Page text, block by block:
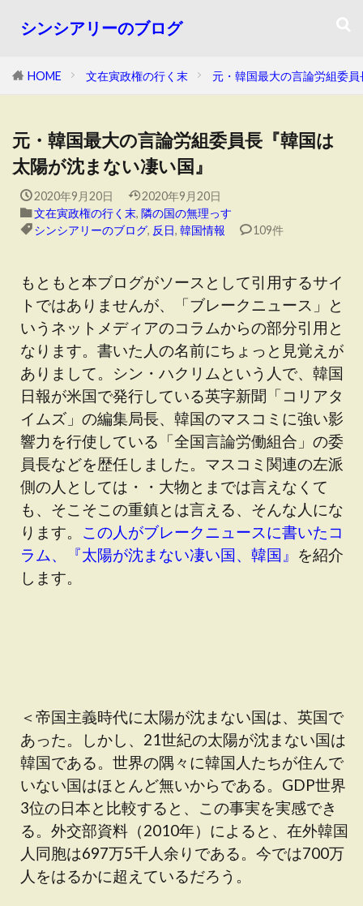
シンシアリーのブログ
HOME 文在寅政権の行く末 元・韓国最大の言論労組委
元・韓国最大の言論労組委員長『韓国は
太陽が沈まない凄い国』
2020年9月20日
2020年9月20日
文在寅政権の行く末, 隣の国の無理っす
シンシアリーのブログ, 反日, 韓国情報 109件
もともと本ブログがソースとして引用するサイ
トではありませんが、「ブレークニュース」と
いうネットメディアのコラムからの部分引用と
なります。書いた人の名前にちょっと見覚えが
ありまして。シン・ハクリムという人で、韓国
日報が米国で発行している英字新聞「コリアタ
イムズ」の編集局長、韓国のマスコミに強い影
響力を行使している「全国言論労働組合」の委
員長などを歴任しました。マスコミ関連の左派
側の人としては・・大物とまでは言えなくて
も、そこそこの重鎮とは言える、そんな人にな
ります。 この人がブレークニュースに書いたコ
ラム、『太陽が沈まない凄い国、韓国』 を紹介
します。
＜帝国主義時代に太陽が沈まない国は、英国で
あった。しかし、21世紀の太陽が沈まない国は
韓国である。世界の隅々に韓国人たちが住んで
いない国はほとんど無いからである。GDP世界
3位の日本と比較すると、この事実を実感でき
る。外交部資料（2010年）によると、在外韓国
人同胞は697万5千人余りである。今では700万
人をはるかに超えているだろう。